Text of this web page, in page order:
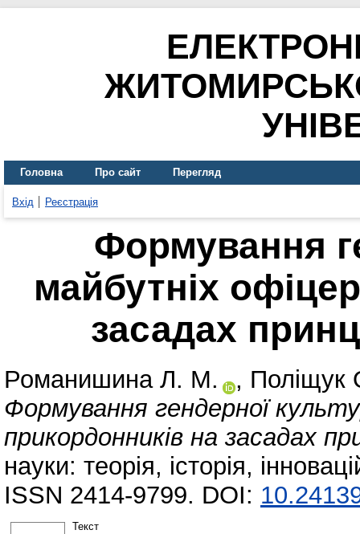
Головна Про сайт Перегляд
Вхід Реєстрація
Формування
майбутніх
засадах
Романишина Л. М. , Поліщук
Формування гендерної
прикордонників на засадах
науки: теорія, історія,
ISSN 2414-9799. DOI:
Текст